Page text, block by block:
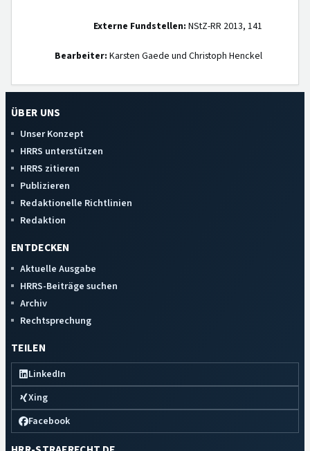
Externe Fundstellen: NStZ-RR 2013, 141
Bearbeiter: Karsten Gaede und Christoph Henckel
ÜBER UNS
Unser Konzept
HRRS unterstützen
HRRS zitieren
Publizieren
Redaktionelle Richtlinien
Redaktion
ENTDECKEN
Aktuelle Ausgabe
HRRS-Beiträge suchen
Archiv
Rechtsprechung
TEILEN
LinkedIn
Xing
Facebook